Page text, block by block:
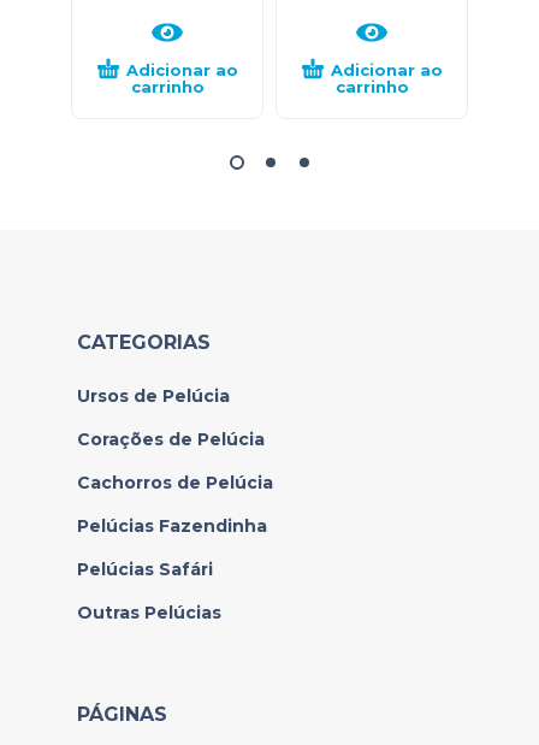
Adicionar ao
carrinho
Adicionar ao
carrinho
CATEGORIAS
Ursos de Pelúcia
Corações de Pelúcia
Cachorros de Pelúcia
Pelúcias Fazendinha
Pelúcias Safári
Outras Pelúcias
PÁGINAS